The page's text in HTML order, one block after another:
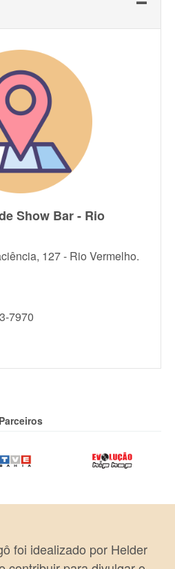
Show Bar - Rio
127 - Rio Vermelho.
7970
Parceiros
foi idealizado por Helder